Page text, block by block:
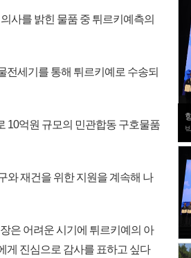
사를 밝힌 물품 중 튀르키예측의
전세기를 통해 튀르키예로 수송되
10억원 규모의 민관합동 구호물품
와 재건을 위한 지원을 계속해 나
은 어려운 시기에 튀르키예의 아
게 진심으로 감사를 표하고 싶다